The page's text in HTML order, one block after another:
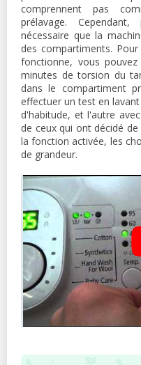
comprennent pas
prélavage.
nécessaire que la
des compartiments.
fonctionne, vous
minutes de torsion du
dans le compartiment
effectuer un test en
d'habitude, et l'autre
de ceux qui ont décidé
la fonction activée, les
de grandeur.